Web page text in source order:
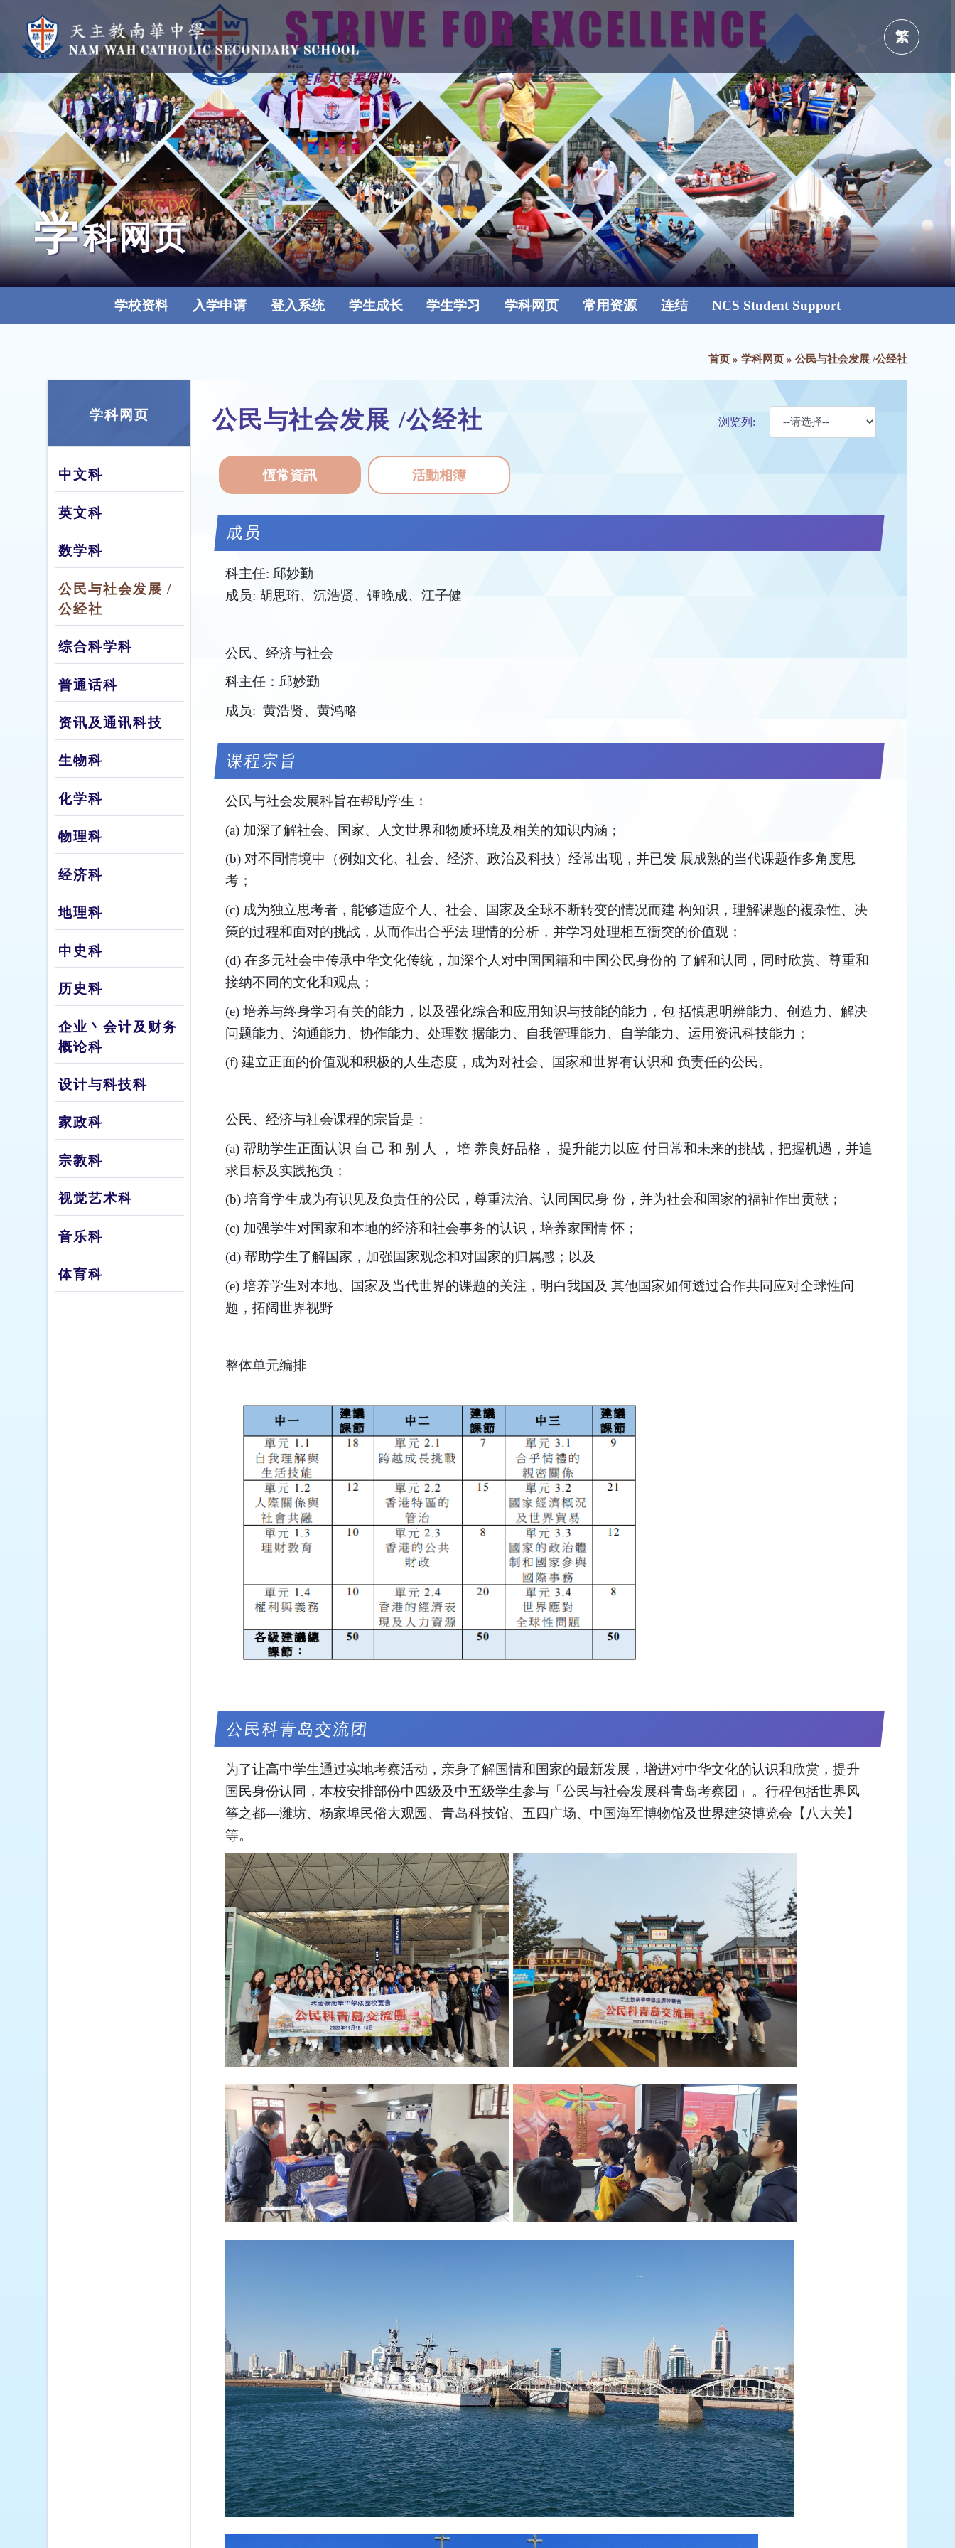
繁
学科网页
学校资料 入学申请 登入系统 学生成长 学生学习 学科网页 常用资源 连结 NCS Student Support
首页» 学科网页» 公民与社会发展 /公经社
学科网页
中文科
英文科
数学科
公民与社会发展 /
公经社
综合科学科
普通话科
资讯及通讯科技
生物科
化学科
物理科
经济科
地理科
中史科
历史科
企业丶会计及财务
概论科
设计与科技科
家政科
宗教科
视觉艺术科
音乐科
体育科
公民与社会发展 /公经社 浏览列:
恆常資訊 活動相簿
成员
科主任: 邱妙勤
成员: 胡思珩、沉浩贤、锺晚成、江子健
公民、经济与社会
科主任：邱妙勤
成员: 黄浩贤、黄鸿略
课程宗旨
公民与社会发展科旨在帮助学生：
(a) 加深了解社会、国家、人文世界和物质环境及相关的知识内涵；
(b) 对不同情境中（例如文化、社会、经济、政治及科技）经常出现，并已发 展成熟的当代课题作多角度思
考；
(c) 成为独立思考者，能够适应个人、社会、国家及全球不断转变的情况而建 构知识，理解课题的複杂性、决
策的过程和面对的挑战，从而作出合乎法 理情的分析，并学习处理相互衝突的价值观；
(d) 在多元社会中传承中华文化传统，加深个人对中国国籍和中国公民身份的 了解和认同，同时欣赏、尊重和
接纳不同的文化和观点；
(e) 培养与终身学习有关的能力，以及强化综合和应用知识与技能的能力，包 括慎思明辨能力、创造力、解决
问题能力、沟通能力、协作能力、处理数 据能力、自我管理能力、自学能力、运用资讯科技能力；
(f) 建立正面的价值观和积极的人生态度，成为对社会、国家和世界有认识和 负责任的公民。
公民、经济与社会课程的宗旨是：
(a) 帮助学生正面认识 自 己 和 别 人 ， 培 养良好品格， 提升能力以应 付日常和未来的挑战，把握机遇，并追
求目标及实践抱负；
(b) 培育学生成为有识见及负责任的公民，尊重法治、认同国民身 份，并为社会和国家的福祉作出贡献；
(c) 加强学生对国家和本地的经济和社会事务的认识，培养家国情 怀；
(d) 帮助学生了解国家，加强国家观念和对国家的归属感；以及
(e) 培养学生对本地、国家及当代世界的课题的关注，明白我国及 其他国家如何透过合作共同应对全球性问
题，拓阔世界视野
整体单元编排
公民科青岛交流团
为了让高中学生通过实地考察活动，亲身了解国情和国家的最新发展，增进对中华文化的认识和欣赏，提升
国民身份认同，本校安排部份中四级及中五级学生参与「公民与社会发展科青岛考察团」。行程包括世界风
筝之都—潍坊、杨家埠民俗大观园、青岛科技馆、五四广场、中国海军博物馆及世界建築博览会【八大关】
等。